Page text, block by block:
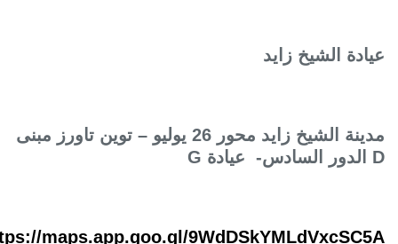
الشيخ زايد
الشيخ زايد محور 26 يوليو – توين تاورز مبنى
الدور السادس- عيادةG
https://maps.app.goo.gl/